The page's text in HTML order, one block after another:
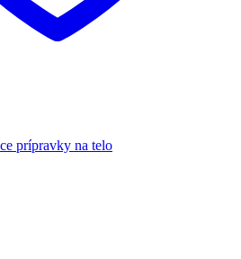
prípravky na telo